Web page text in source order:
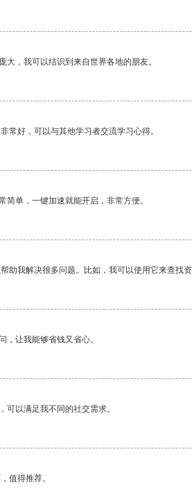
大，我可以结识到来自世界各地的朋友。
常好，可以与其他学习者交流学习心得。
简单，一键加速就能开启，非常方便。
助我解决很多问题。比如，我可以使用它来查找
，让我能够省钱又省心。
可以满足我不同的社交需求。
值得推荐。